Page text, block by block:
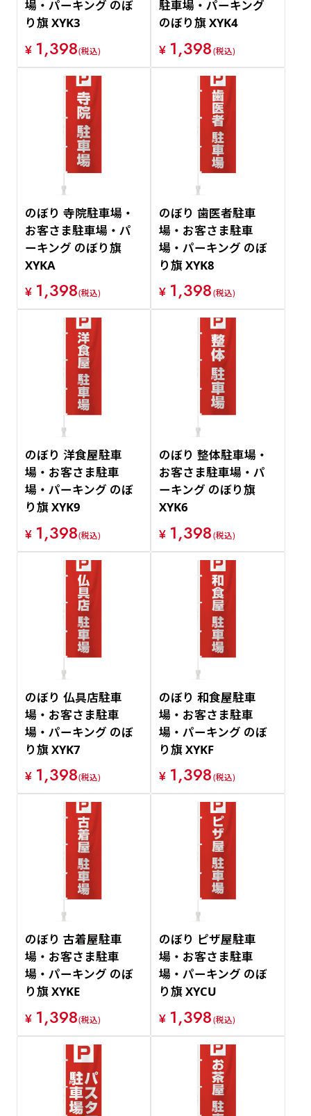
場・パーキング のぼ
り旗 XYK3
¥ 1,398(税込)
駐車場・パーキング
のぼり旗 XYK4
¥ 1,398(税込)
のぼり 寺院駐車場・
お客さま駐車場・パ
ーキング のぼり旗
XYKA
¥ 1,398(税込)
のぼり 歯医者駐車
場・お客さま駐車
場・パーキング のぼ
り旗 XYK8
¥ 1,398(税込)
のぼり 洋食屋駐車
場・お客さま駐車
場・パーキング のぼ
り旗 XYK9
¥ 1,398(税込)
のぼり 整体駐車場・
お客さま駐車場・パ
ーキング のぼり旗
XYK6
¥ 1,398(税込)
のぼり 仏具店駐車
場・お客さま駐車
場・パーキング のぼ
り旗 XYK7
¥ 1,398(税込)
のぼり 和食屋駐車
場・お客さま駐車
場・パーキング のぼ
り旗 XYKF
¥ 1,398(税込)
のぼり 古着屋駐車
場・お客さま駐車
場・パーキング のぼ
り旗 XYKE
¥ 1,398(税込)
のぼり ピザ屋駐車
場・お客さま駐車
場・パーキング のぼ
り旗 XYCU
¥ 1,398(税込)